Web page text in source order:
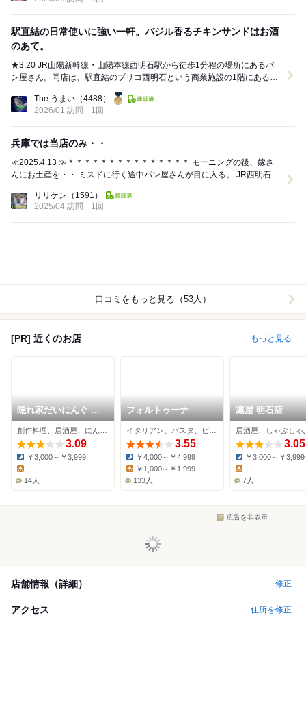
駅直結の日常使いに強い一軒。バジル香るチキンサンドはお酒
のあて。
★3.20 JR山陽新幹線・山陽本線西明石駅から徒歩1分程の場所にあるパ
ン屋さん。同店は、駅直結のプリコ西明石という商業施設の1階にある。
The うまい （4488）
2026/01 訪問
1回
兵庫では当店のみ・・
≪2025.4.13 ≫＊＊＊＊＊＊＊＊＊＊＊＊＊＊＊ モーニングの後、嫁さ
んにお土産を・・ ミスドに行く途中パン屋さんが目に入る。 JR西明石駅
リリケン （1591）
2025/04 訪問
1回
口コミをもっと見る（53人）
[PR] 近くのお店 もっと見る
隠れ家だいにんぐ ら
んたんの灯
3.09
Dinner:
￥3,000～￥3,999
Lunch:
-
14人
フォルトゥーナ
3.55
Dinner:
￥4,000～￥4,999
￥1,000～￥1,999
133人
凛屋 明石店
3.05
Dinner:
￥3,000～￥3,999
Lunch:
-
7人
広告を非表示
店舗情報（詳細） 修正
アクセス 住所を修正